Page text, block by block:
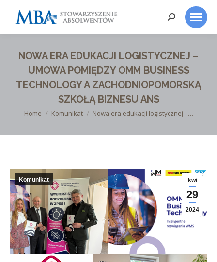
Search:
NOWA ERA EDUKACJI LOGISTYCZNEJ –
UMOWA POMIĘDZY OMM BUSINESS
TECHNOLOGY A ZACHODNIOPOMORSKĄ
SZKOŁĄ BIZNESU ANS
You are here:
Home Komunikat Nowa era edukacji logistycznej –…
kwi
29
2024
Komunikat